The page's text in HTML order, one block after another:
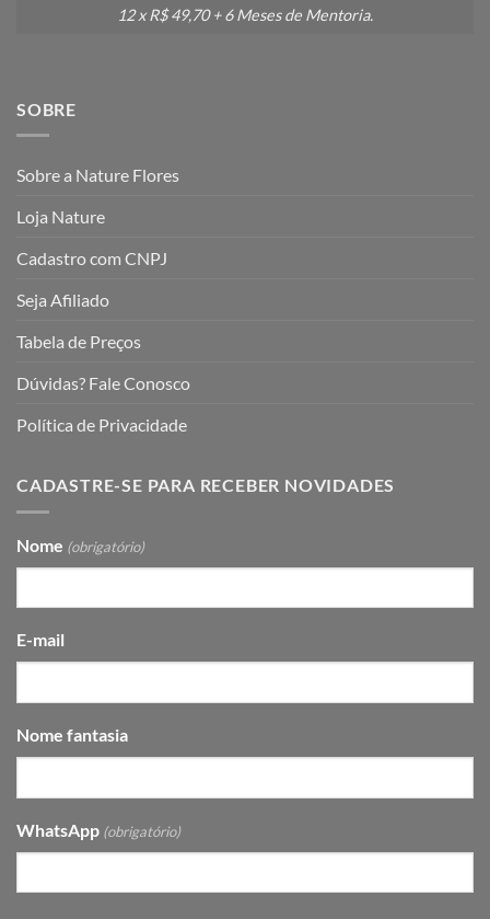
12 x R$ 49,70 + 6 Meses de Mentoria.
SOBRE
Sobre a Nature Flores
Loja Nature
Cadastro com CNPJ
Seja Afiliado
Tabela de Preços
Dúvidas? Fale Conosco
Política de Privacidade
CADASTRE-SE PARA RECEBER NOVIDADES
Nome (obrigatório)
E-mail
Nome fantasia
WhatsApp (obrigatório)